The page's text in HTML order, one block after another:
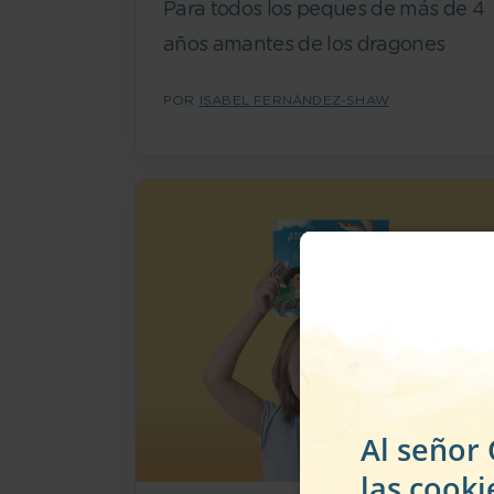
Para todos los peques de más de 4
años amantes de los dragones
POR ISABEL FERNÁNDEZ-SHAW
Al señor